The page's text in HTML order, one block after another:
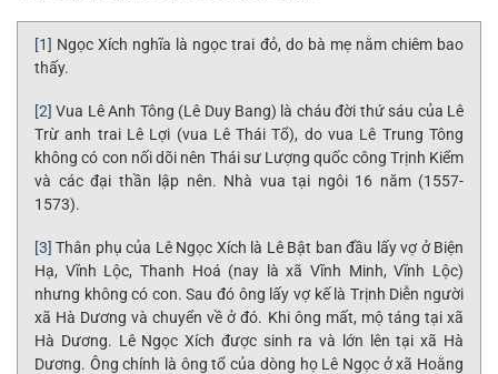
[1] Ngọc Xích nghĩa là ngọc trai đỏ, do bà mẹ nằm chiêm bao
thấy.
[2] Vua Lê Anh Tông (Lê Duy Bang) là cháu đời thứ sáu của Lê
Trừ anh trai Lê Lợi (vua Lê Thái Tổ), do vua Lê Trung Tông
không có con nối dõi nên Thái sư Lượng quốc công Trịnh Kiểm
và các đại thần lập nên. Nhà vua tại ngôi 16 năm (1557-
1573).
[3] Thân phụ của Lê Ngọc Xích là Lê Bật ban đầu lấy vợ ở Biện
Hạ, Vĩnh Lộc, Thanh Hoá (nay là xã Vĩnh Minh, Vĩnh Lộc)
nhưng không có con. Sau đó ông lấy vợ kế là Trịnh Diễn người
xã Hà Dương và chuyển về ở đó. Khi ông mất, mộ táng tại xã
Hà Dương. Lê Ngọc Xích được sinh ra và lớn lên tại xã Hà
Dương. Ông chính là ông tổ của dòng họ Lê Ngọc ở xã Hoằng